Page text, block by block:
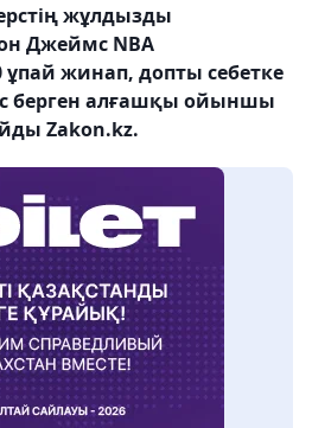
жұлдызды
Джеймс NBA
жинап, допты себетке
берген алғашқы ойыншы
Zakon.kz.